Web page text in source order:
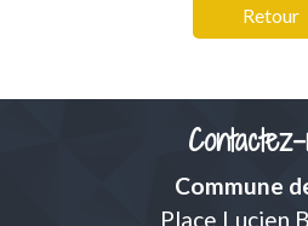
Retour
Commune
Place Lucien